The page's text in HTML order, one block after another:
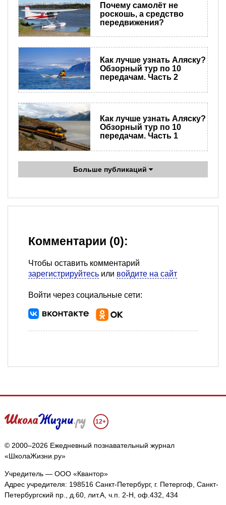
Почему самолёт не
роскошь, а средство
передвижения?
Как лучше узнать Аляску?
Обзорный тур по 10
передачам. Часть 2
Как лучше узнать Аляску?
Обзорный тур по 10
передачам. Часть 1
Больше публикаций
Комментарии (0):
Чтобы оставить комментарий
зарегистрируйтесь или войдите на сайт
Войти через социальные сети:
12+
© 2000–2026 Ежедневный познавательный журнал
«ШколаЖизни.ру»
Учредитель — ООО «Квантор»
Адрес учредителя: 198516 Санкт-Петербург, г. Петергоф, Санкт-
Петербургский пр., д.60, лит.А, ч.п. 2-Н, оф.432, 434